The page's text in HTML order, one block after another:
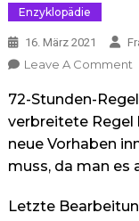
Enzyklopädie
16. März 2021
Leave A Comment
72-Stunden-
verbreitete Regel
neue Vorhaben
muss, da man es
Letzte